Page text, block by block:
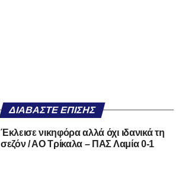
ΔΙΑΒΆΣΤΕ ΕΠΊΣΗΣ
Έκλεισε νικηφόρα αλλά όχι ιδανικά τη
σεζόν / ΑΟ Τρίκαλα – ΠΑΣ Λαμία 0-1